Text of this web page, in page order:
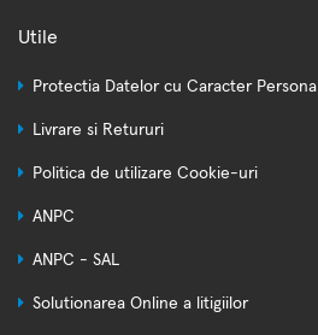
Utile
Protectia Datelor cu Caracter Personal
Livrare si Retururi
Politica de utilizare Cookie-uri
ANPC
ANPC - SAL
Solutionarea Online a litigiilor